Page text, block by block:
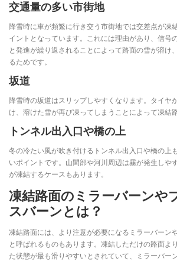
交通量の多い市街地
降雪時に車が頻繁に行き交う市街地では交差点が凍
イントとなっています。これには理由があり、信号
と発進が繰り返されることによって路面の雪が溶け
るためです。
坂道
降雪時の坂道はスリップしやすくなります。タイヤ
け、溶けた雪が再び凍ってしまうことによって凍結
トンネル出入口や橋の上
冬の冷たい風が吹き付けるトンネル出入口や橋の上
いポイントです。山間部や河川周辺は霧が発生しや
が凍結するケースもあります。
凍結路面のミラーバーンや
スバーンとは？
凍結路面には、より注意が必要になるミラーバーン
と呼ばれるものもあります。凍結しただけの路面よ
た状態が最も滑りやすいとされていて、ミラーバー